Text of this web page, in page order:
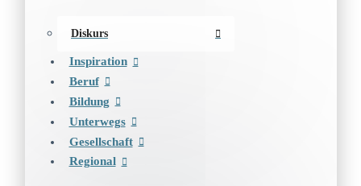
Diskurs
Inspiration
Beruf
Bildung
Unterwegs
Gesellschaft
Regional